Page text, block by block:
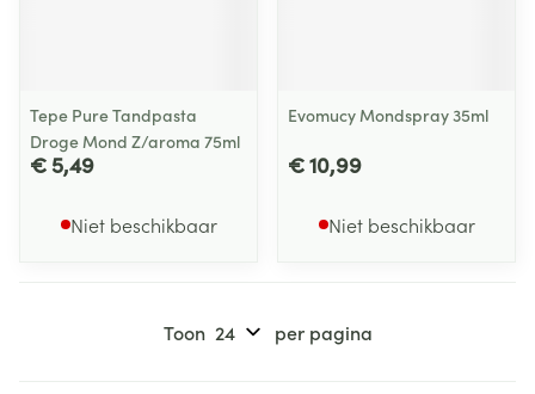
Tepe Pure Tandpasta
Droge Mond Z/aroma 75ml
€ 5,49
Niet beschikbaar
Evomucy Mondspray 35ml
€ 10,99
Niet beschikbaar
Toon per pagina